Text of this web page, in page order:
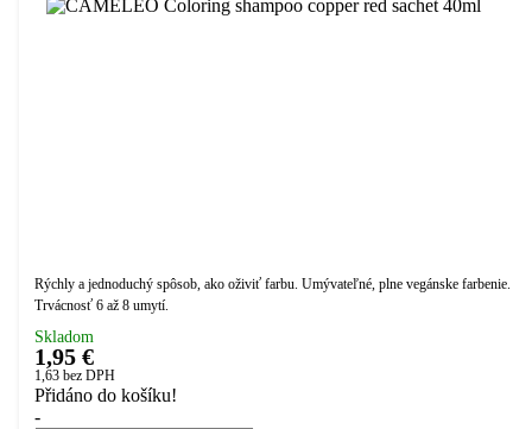
Rýchly a jednoduchý spôsob, ako oživiť farbu. Umývateľné, plne vegánske farbenie.
Trvácnosť 6 až 8 umytí.
Skladom
1,95 €
1,63 bez DPH
Přidáno do košíku!
-